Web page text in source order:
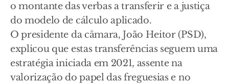
o montante das verbas a transferir e a justiça
do modelo de cálculo aplicado.
O presidente da câmara, João Heitor (PSD),
explicou que estas transferências seguem uma
estratégia iniciada em 2021, assente na
valorização do papel das freguesias e no